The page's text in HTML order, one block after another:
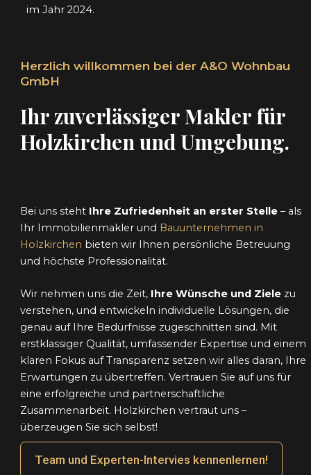
im Jahr 2024.
Herzlich willkommen bei der A&O Wohnbau
GmbH
Ihr zuverlässiger Makler für
Holzkirchen und Umgebung.
Bei uns steht Ihre Zufriedenheit an erster Stelle– als
Ihr Immobilienmakler und Bauunternehmen in
Holzkirchen bieten wir Ihnen persönliche Betreuung
und höchste Professionalität.
Wir nehmen uns die Zeit, Ihre Wünsche und Ziele zu
verstehen, und entwickeln individuelle Lösungen, die
genau auf Ihre Bedürfnisse zugeschnitten sind. Mit
erstklassiger Qualität, umfassender Expertise und einem
klaren Fokus auf Transparenz setzen wir alles daran, Ihre
Erwartungen zu übertreffen. Vertrauen Sie auf uns für
eine erfolgreiche und partnerschaftliche
Zusammenarbeit. Holzkirchen vertraut uns –
überzeugen Sie sich selbst!
Team und Experten-Intervies kennenlernen!